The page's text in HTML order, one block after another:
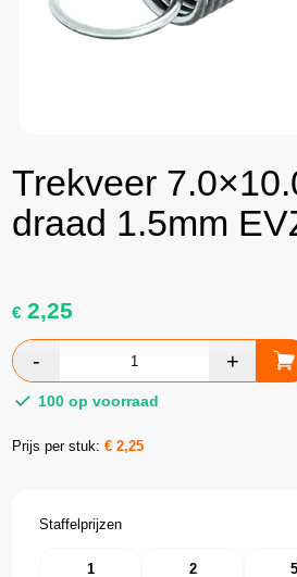
Trekveer
draad 1.5mm
€ 2,25
100 op voorraad
Prijs per stuk:€2,25
Staffelprijzen
1 2 5